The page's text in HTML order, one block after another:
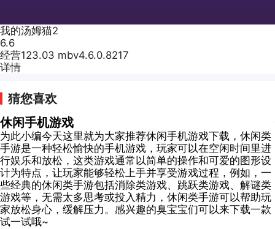
我的汤姆猫2
6.6
经营123.03 mbv4.6.0.8217
详情
猜您喜欢
休闲手机游戏
为此小编今天这里就为大家推荐休闲手机游戏下载，休闲类
手游是一种轻松愉快的手机游戏，玩家可以在空闲时间里进
行娱乐和放松，这类游戏通常以简单的操作和可爱的图形设
计为特点，让玩家能够轻松上手并享受游戏过程，例如，一
些经典的休闲类手游包括消除类游戏、跳跃类游戏、解谜类
游戏等，无需太多思考或投入精力，休闲类手游可以帮助玩
家放松身心，缓解压力。感兴趣的臭宝宝们可以来下载一款
试一试哦~